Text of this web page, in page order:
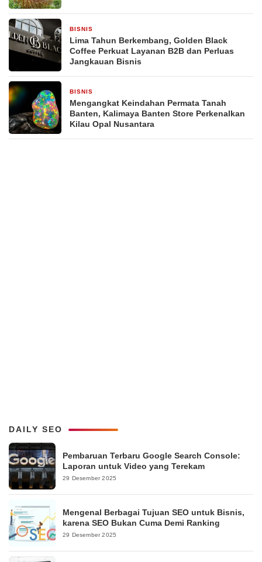
BISNIS
Lima Tahun Berkembang, Golden Black
Coffee Perkuat Layanan B2B dan Perluas
Jangkauan Bisnis
BISNIS
Mengangkat Keindahan Permata Tanah
Banten, Kalimaya Banten Store Perkenalkan
Kilau Opal Nusantara
DAILY SEO
Pembaruan Terbaru Google Search Console:
Laporan untuk Video yang Terekam
29 Desember 2025
Mengenal Berbagai Tujuan SEO untuk Bisnis,
karena SEO Bukan Cuma Demi Ranking
29 Desember 2025